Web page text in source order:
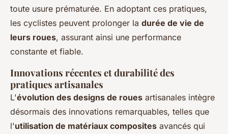
toute usure prématurée. En adoptant ces pratiques,
les cyclistes peuvent prolonger la durée de vie de
leurs roues, assurant ainsi une performance
constante et fiable.
Innovations récentes et durabilité des
pratiques artisanales
L'évolution des designs de roues artisanales intègre
désormais des innovations remarquables, telles que
l'utilisation de matériaux composites avancés qui